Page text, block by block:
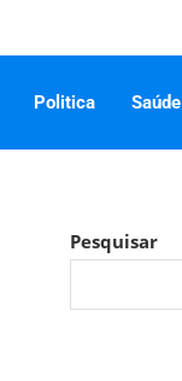
Politica Saúde
Pesquisar